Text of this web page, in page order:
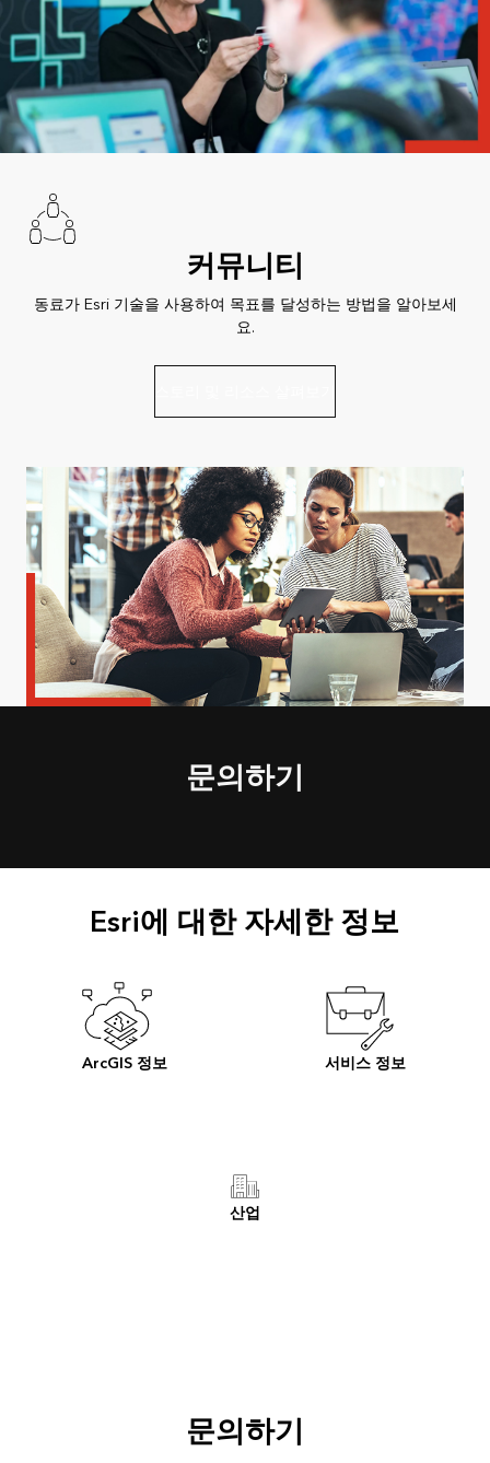
커뮤니티
동료가 Esri 기술을 사용하여 목표를 달성하는 방법을 알아보세
요.
문의하기
Esri에 대한 자세한 정보
ArcGIS 정보 서비스 정보
산업
문의하기